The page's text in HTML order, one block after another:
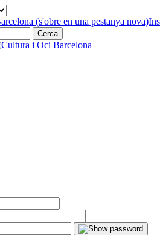
(s'obre en una pestanya nova)